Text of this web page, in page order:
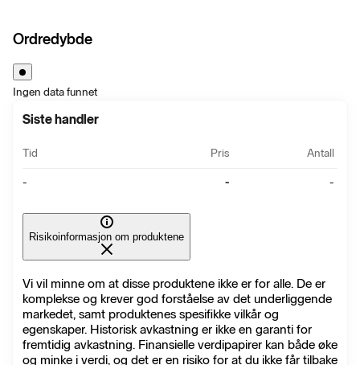
Ordredybde
Ingen data funnet
Siste handler
Tid Pris Antall
- - -
Risikoinformasjon om produktene
Vi vil minne om at disse produktene ikke er for alle. De er
komplekse og krever god forståelse av det underliggende
markedet, samt produktenes spesifikke vilkår og
egenskaper. Historisk avkastning er ikke en garanti for
fremtidig avkastning. Finansielle verdipapirer kan både øke
og minke i verdi, og det er en risiko for at du ikke får tilbake